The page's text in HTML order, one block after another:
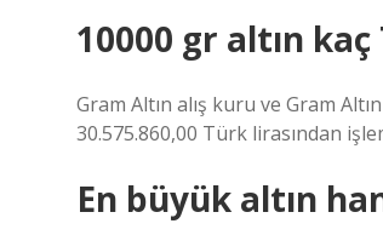
10000 gr altın kaç
Gram Altın alış kuru ve Gram
30.575.860,00 Türk lirasından
En büyük altın